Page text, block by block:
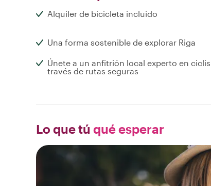
Alquiler de bicicleta incluido
Una forma sostenible de explorar Riga
Únete a un anfitrión local experto en
través de rutas seguras
Lo que tú qué esperar